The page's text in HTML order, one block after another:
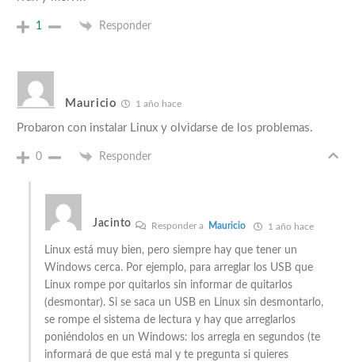
1 Responder
Mauricio 1 año hace
Probaron con instalar Linux y olvidarse de los problemas.
0 Responder
Jacinto Responder a Mauricio 1 año hace
Linux está muy bien, pero siempre hay que tener un
Windows cerca. Por ejemplo, para arreglar los USB que
Linux rompe por quitarlos sin informar de quitarlos
(desmontar). Si se saca un USB en Linux sin desmontarlo,
se rompe el sistema de lectura y hay que arreglarlos
poniéndolos en un Windows: los arregla en segundos (te
informará de que está mal y te pregunta si quieres